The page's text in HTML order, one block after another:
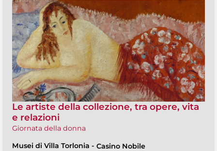
Le artiste della collezione, tra opere, vita
e relazioni
Giornata della donna
Musei di Villa Torlonia - Casino Nobile